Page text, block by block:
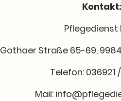
Kontakt:
Pflegedienst
Gothaer Straße 65-69,
Telefon: 036921
Mail: